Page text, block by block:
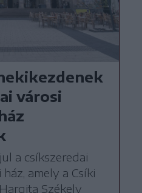
városi
a csíkszeredai
amely a Csíki
Székely